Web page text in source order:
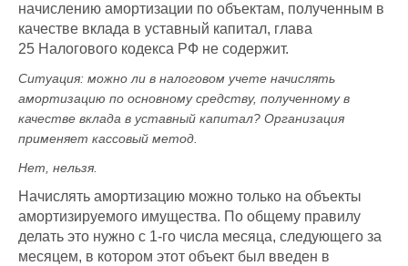
начислению амортизации по объектам, полученным в
качестве вклада в уставный капитал, глава
25 Налогового кодекса РФ не содержит.
Ситуация: можно ли в налоговом учете начислять
амортизацию по основному средству, полученному в
качестве вклада в уставный капитал? Организация
применяет кассовый метод.
Нет, нельзя.
Начислять амортизацию можно только на объекты
амортизируемого имущества. По общему правилу
делать это нужно с 1-го числа месяца, следующего за
месяцем, в котором этот объект был введен в